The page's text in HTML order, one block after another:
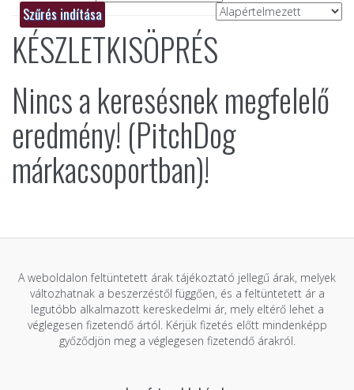
KÉSZLETKISÖPRÉS
Nincs a keresésnek megfelelő
eredmény! (PitchDog
márkacsoportban)!
A weboldalon feltüntetett árak tájékoztató jellegű árak, melyek
változhatnak a beszerzéstől függően, és a feltüntetett ár a
legutóbb alkalmazott kereskedelmi ár, mely eltérő lehet a
véglegesen fizetendő ártól. Kérjük fizetés előtt mindenképp
győződjön meg a véglegesen fizetendő árakról.